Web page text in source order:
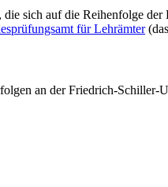
sich auf die Reihenfolge
für Lehrämter
an der Friedrich-Schiller-